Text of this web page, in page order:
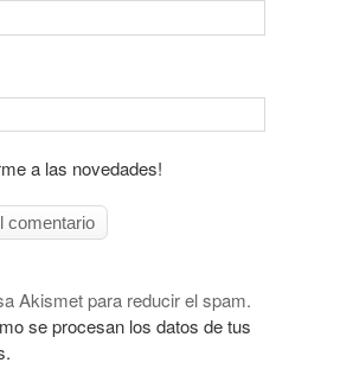
a las novedades!
Akismet para reducir el spam.
se procesan los datos de tus